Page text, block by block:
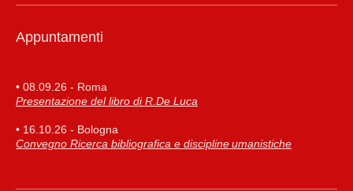
Appuntamenti
• 08.09.26 - Roma
Presentazione del libro di R.De Luca
• 16.10.26 - Bologna
Convegno Ricerca bibliografica e discipline umanistiche